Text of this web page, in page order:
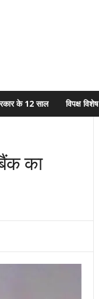
के 12 साल विपक्ष विशेष
का